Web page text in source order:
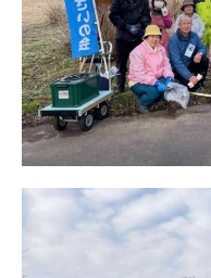
日